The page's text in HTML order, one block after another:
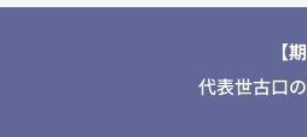
【
代表世古口